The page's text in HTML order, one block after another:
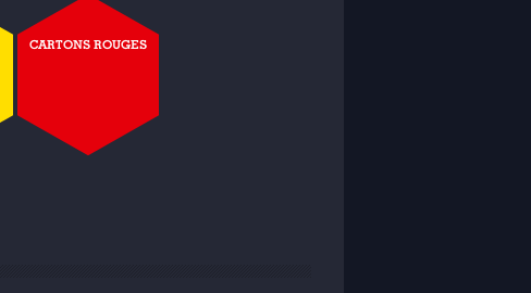
CARTONS ROUGES